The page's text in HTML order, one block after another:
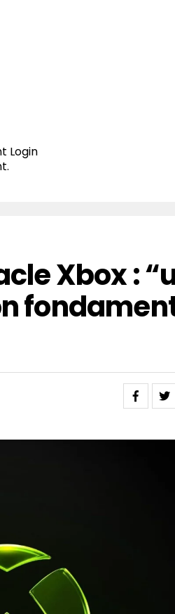
Login
Xbox :